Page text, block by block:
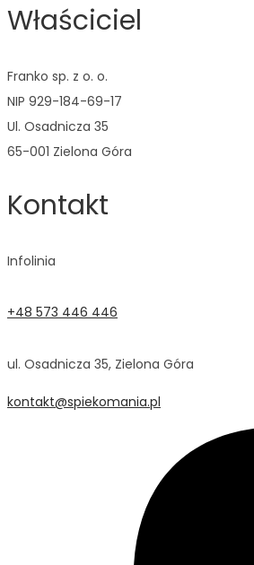
Właściciel
Franko sp. z o. o.
NIP 929-184-69-17
Ul. Osadnicza 35
65-001 Zielona Góra
Kontakt
Infolinia
+48 573 446 446
ul. Osadnicza 35, Zielona Góra
kontakt@spiekomania.pl